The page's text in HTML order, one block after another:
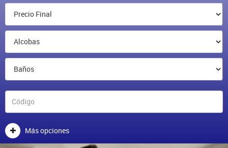
Más opciones